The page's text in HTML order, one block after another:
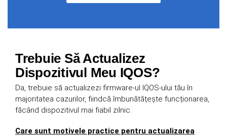
Trebuie Să Actualizez
Dispozitivul Meu IQOS?
Da, trebuie să actualizezi firmware-ul IQOS-ului tău în
majoritatea cazurilor, fiindcă îmbunătățește funcționarea,
făcând dispozitivul mai fiabil zilnic.
Care sunt motivele practice pentru actualizarea